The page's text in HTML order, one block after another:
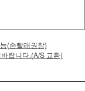
(손빨래권장)
랍니다.(A/S 교환)